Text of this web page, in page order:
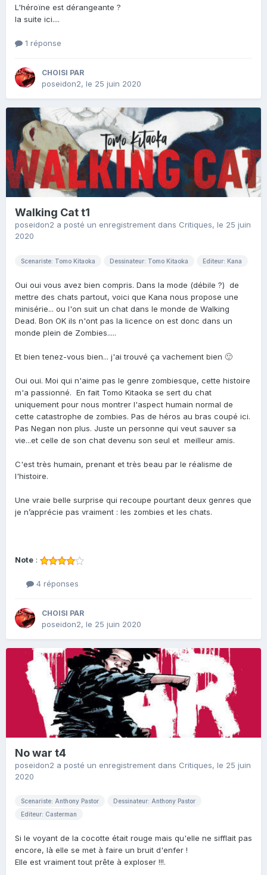
L'héroïne est dérangeante ?
la suite ici....
1 réponse
CHOISI PAR
poseidon2, le 25 juin 2020
Walking Cat t1
poseidon2 a posté un enregistrement dans Critiques, le 25 juin
2020
Scenariste: Tomo Kitaoka Dessinateur: Tomo Kitaoka Editeur: Kana
Oui oui vous avez bien compris. Dans la mode (débile ?) de
mettre des chats partout, voici que Kana nous propose une
minisérie... ou l'on suit un chat dans le monde de Walking
Dead. Bon OK ils n'ont pas la licence on est donc dans un
monde plein de Zombies.....
Et bien tenez-vous bien... j'ai trouvé ça vachement bien 🙂
Oui oui. Moi qui n'aime pas le genre zombiesque, cette histoire
m'a passionné. En fait Tomo Kitaoka se sert du chat
uniquement pour nous montrer l'aspect humain normal de
cette catastrophe de zombies. Pas de héros au bras coupé ici.
Pas Negan non plus. Juste un personne qui veut sauver sa
vie...et celle de son chat devenu son seul et meilleur amis.
C'est très humain, prenant et très beau par le réalisme de
l'histoire.
Une vraie belle surprise qui recoupe pourtant deux genres que
je n’apprécie pas vraiment : les zombies et les chats.
Note :
4 réponses
CHOISI PAR
poseidon2, le 25 juin 2020
No war t4
poseidon2 a posté un enregistrement dans Critiques, le 25 juin
2020
Scenariste: Anthony Pastor
Dessinateur: Anthony Pastor
Editeur: Casterman
Si le voyant de la cocotte était rouge mais qu'elle ne sifflait pas
encore, là elle se met à faire un bruit d'enfer !
Elle est vraiment tout prête à exploser !!!.